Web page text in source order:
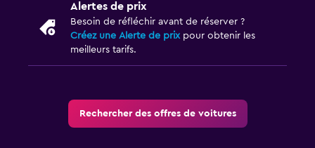
Alertes de prix
Besoin de réfléchir avant de réserver ?
Créez une Alerte de prixpour obtenir les
meilleurs tarifs.
Rechercher des offres de voitures